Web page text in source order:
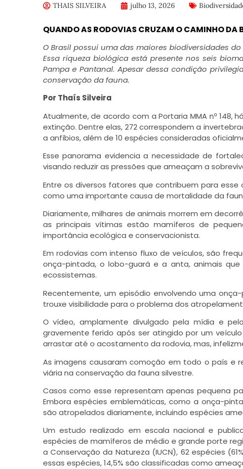
THAIS SILVEIRA julho 13, 2026
QUANDO AS RODOVIAS CRUZAM O CAMINHO DA
O Brasil possui uma das maiores biodiversidades
Essa riqueza biológica está presente nos seis
Pampa e Pantanal. Apesar dessa condição
conservação da fauna.
Por Thaís Silveira
Atualmente, de acordo com a Portaria MMA nº 148,
extinção. Dentre elas, 272 correspondem a
a anfíbios, além de 10 espécies consideradas
Esse panorama evidencia a necessidade de
visando reduzir as pressões que ameaçam a
Entre os diversos fatores que contribuem para
como uma importante causa de mortalidade da
Diariamente, milhares de animais morrem em
as principais vítimas estão mamíferos de
importância ecológica e conservacionista.
Em rodovias com intenso fluxo de veículos, são
onça-pintada, o lobo-guará e a anta, animais
ecossistemas.
Recentemente, um episódio envolvendo uma
trouxe visibilidade para o problema dos
O vídeo, amplamente divulgado pela mídia e
gravemente ferido após ser atingido por um
arrastar até o acostamento da rodovia, mas,
As imagens causaram comoção em todo o país e
viária na conservação da fauna silvestre.
Casos como esse representam apenas pequena
Embora espécies emblemáticas, como a onça-
são atropelados diariamente, incluindo espécies
Um estudo realizado em escala nacional e
espécies de mamíferos de médio e grande porte
a Conservação da Natureza (IUCN), 62 espécies
essas espécies, 14,5% são classificadas como